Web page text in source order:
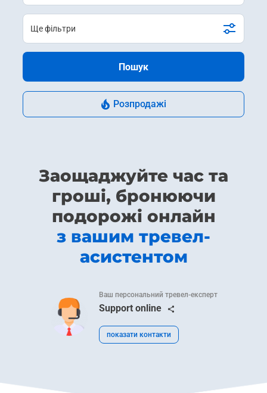
Ще фільтри
Пошук
Розпродажі
Заощаджуйте час та
гроші, бронюючи
подорожі онлайн
з вашим тревел-
асистентом
Ваш персональний тревел-експерт
Support online
показати контакти